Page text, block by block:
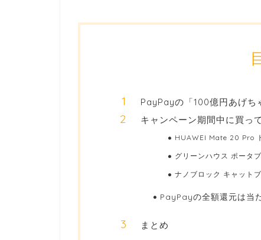
PayPayの「100億円あげち
キャンペーン期間中に買っ
HUAWEI Mate 20 Pro
グリーンハウス ポータ
ナノブロック キャット
PayPayの全額還元は当
まとめ